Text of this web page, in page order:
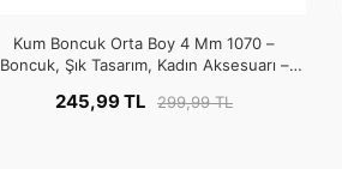
Kum Boncuk Orta Boy 4 Mm 1070 –
Boncuk, Şık Tasarım, Kadın Aksesuarı –
245,99 TL 299,99 TL